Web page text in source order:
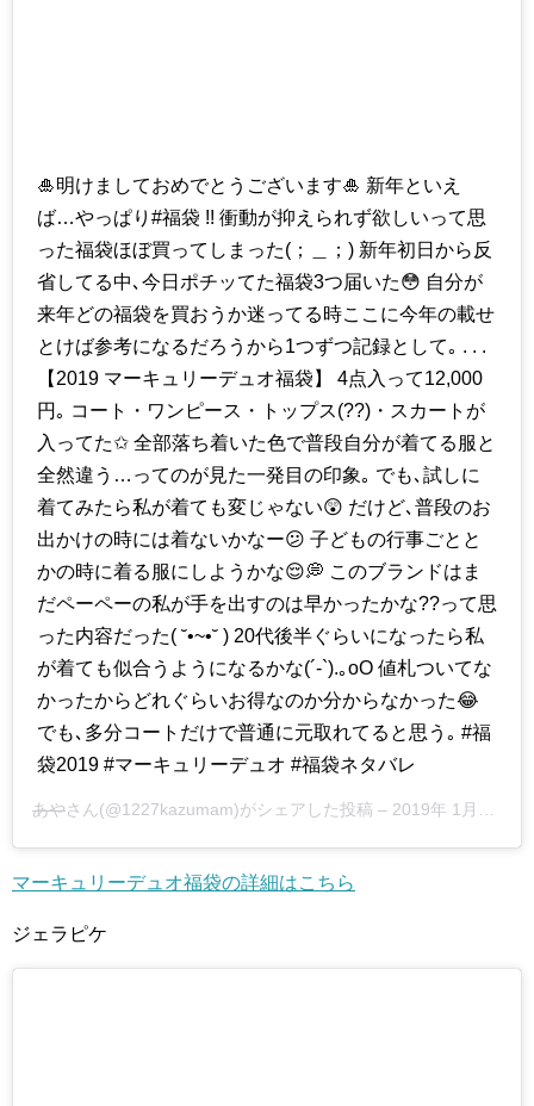
🎍明けましておめでとうございます🎍 新年といえ
ば…やっぱり#福袋 !! 衝動が抑えられず欲しいって思
った福袋ほぼ買ってしまった(；＿；) 新年初日から反
省してる中､今日ポチッてた福袋3つ届いた😳 自分が
来年どの福袋を買おうか迷ってる時ここに今年の載せ
とけば参考になるだろうから1つずつ記録として｡ . . .
【2019 マーキュリーデュオ福袋】 4点入って12,000
円｡ コート・ワンピース・トップス(??)・スカートが
入ってた✩ 全部落ち着いた色で普段自分が着てる服と
全然違う…ってのが見た一発目の印象｡ でも､試しに
着てみたら私が着ても変じゃない😲 だけど､普段のお
出かけの時には着ないかなー😕 子どもの行事ごとと
かの時に着る服にしようかな😌💭 このブランドはま
だペーペーの私が手を出すのは早かったかな??って思
った内容だった( ˘•~•˘ ) 20代後半ぐらいになったら私
が着ても似合うようになるかな(´-`).｡oO 値札ついてな
かったからどれぐらいお得なのか分からなかった😂
でも､多分コートだけで普通に元取れてると思う｡ #福
袋2019 #マーキュリーデュオ #福袋ネタバレ
あやさん(@1227kazumam)がシェアした投稿 – 2019年 1月月1日午前6時44分PST
マーキュリーデュオ福袋の詳細はこちら
ジェラピケ